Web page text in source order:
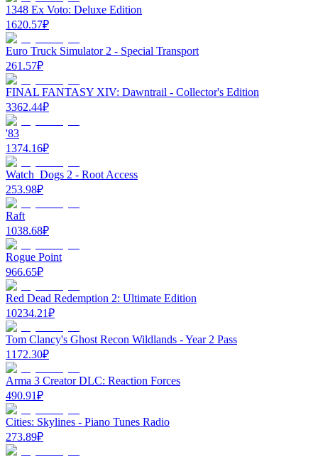
1348 Ex Voto: Deluxe Edition
1620.57₽
Euro Truck Simulator 2 - Special Transport
261.57₽
FINAL FANTASY XIV: Dawntrail - Collector's Edition
3362.44₽
'83
1374.16₽
Watch_Dogs 2 - Root Access
253.98₽
Raft
1038.68₽
Rogue Point
966.65₽
Red Dead Redemption 2: Ultimate Edition
10234.21₽
Tom Clancy's Ghost Recon Wildlands - Year 2 Pass
1172.30₽
Arma 3 Creator DLC: Reaction Forces
490.91₽
Cities: Skylines - Piano Tunes Radio
273.89₽